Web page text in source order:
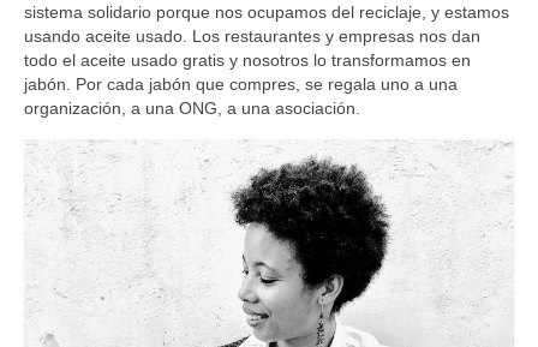
sistema solidario porque nos ocupamos del reciclaje, y estamos
usando aceite usado. Los restaurantes y empresas nos dan
todo el aceite usado gratis y nosotros lo transformamos en
jabón. Por cada jabón que compres, se regala uno a una
organización, a una ONG, a una asociación.